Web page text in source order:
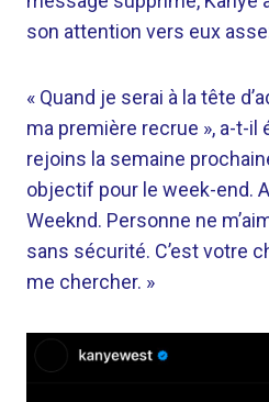
son attention vers eux
« Quand je serai à la tête
ma première recrue », a-t-il
rejoins la semaine
objectif pour le week-end.
Weeknd. Personne ne
sans sécurité. C’est votre
me chercher. »